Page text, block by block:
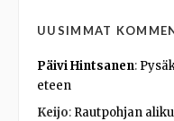
UUSIMMAT
Päivi Hintsanen:
eteen
Keijo: Rautpohjan